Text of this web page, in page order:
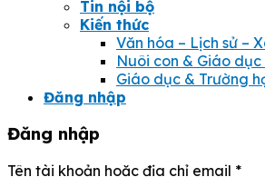
Tin nội bộ
Kiến thức
Văn hóa – Lịch sử –
Nuôi con & Giáo dục
Giáo dục & Trường
Đăng nhập
Đăng nhập
Tên tài khoản hoặc địa chỉ email *